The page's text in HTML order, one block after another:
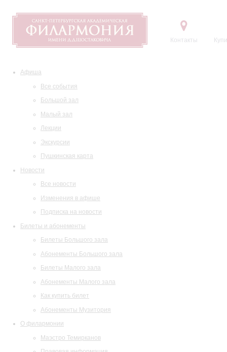
Контакты
Афиша
Все события
Большой зал
Малый зал
Лекции
Экскурсии
Пушкинская карта
Новости
Все новости
Изменения в афише
Подписка на новости
Билеты и абонементы
Билеты Большого зала
Абонементы Большого зала
Билеты Малого зала
Абонементы Малого зала
Как купить билет
Абонементы Музитория
О филармонии
Маэстро Темирканов